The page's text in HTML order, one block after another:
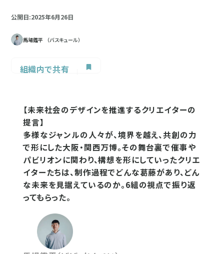
公開日:2025年6月26日
馬場鑑平 （バスキュール）
組織内で共有
【未来社会のデザインを推進するクリエイターの
提言】
多様なジャンルの人々が、境界を越え、共創の力
で形にした大阪・関西万博。その舞台裏で催事や
パビリオンに関わり、構想を形にしていったクリエ
イターたちは、制作過程でどんな葛藤があり、どん
な未来を見据えているのか。6組の視点で振り返
ってもらった。